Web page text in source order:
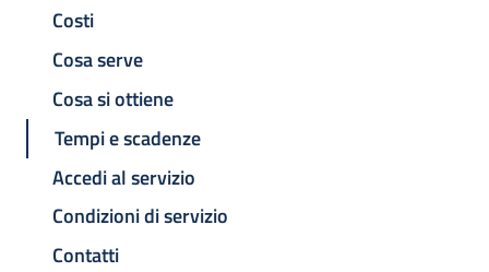
Costi
Cosa serve
Cosa si ottiene
Tempi e scadenze
Accedi al servizio
Condizioni di servizio
Contatti